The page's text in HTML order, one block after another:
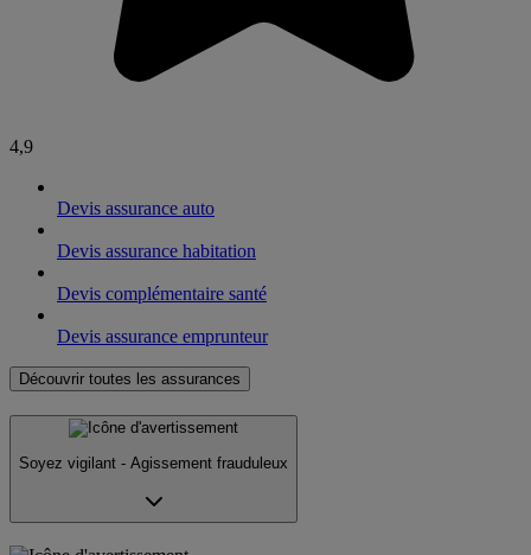
4,9
Devis assurance auto
Devis assurance habitation
Devis complémentaire santé
Devis assurance emprunteur
Découvrir toutes les assurances
Soyez vigilant - Agissement frauduleux